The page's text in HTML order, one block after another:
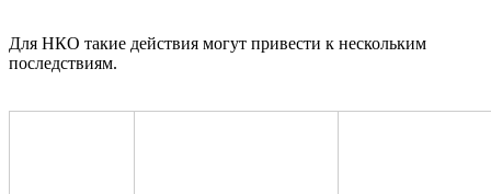
Для НКО такие действия могут привести к нескольким
последствиям.